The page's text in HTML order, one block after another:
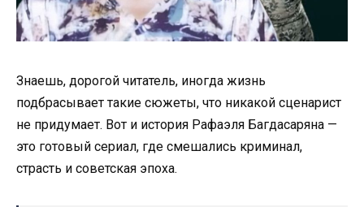
Знаешь, дорогой читатель, иногда жизнь
подбрасывает такие сюжеты, что никакой сценарист
не придумает. Вот и история Рафаэля Багдасаряна —
это готовый сериал, где смешались криминал,
страсть и советская эпоха.